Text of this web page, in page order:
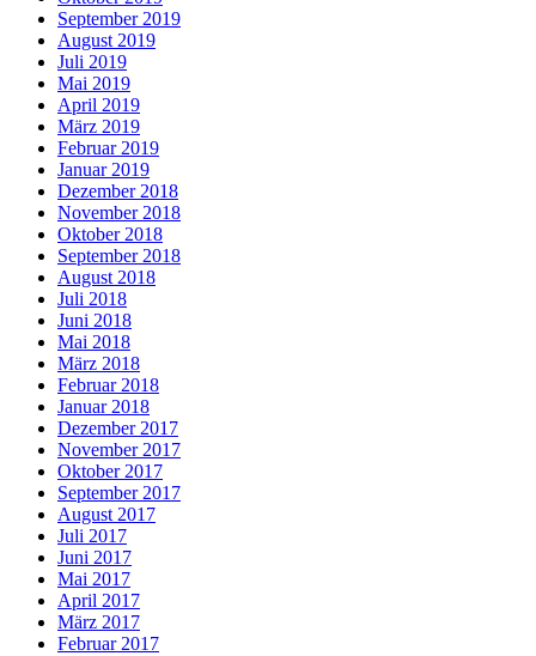
September 2019
August 2019
Juli 2019
Mai 2019
April 2019
März 2019
Februar 2019
Januar 2019
Dezember 2018
November 2018
Oktober 2018
September 2018
August 2018
Juli 2018
Juni 2018
Mai 2018
März 2018
Februar 2018
Januar 2018
Dezember 2017
November 2017
Oktober 2017
September 2017
August 2017
Juli 2017
Juni 2017
Mai 2017
April 2017
März 2017
Februar 2017